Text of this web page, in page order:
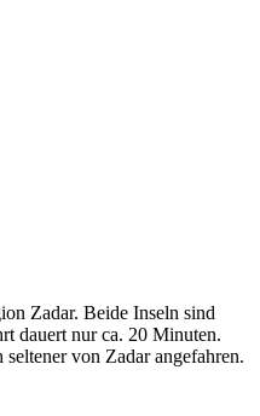
Zadar. Beide Inseln sind
dauert nur ca. 20 Minuten.
von Zadar angefahren.